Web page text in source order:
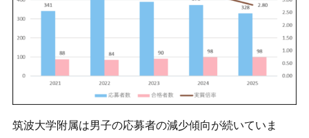
筑波大学附属は男子の応募者の減少傾向が続いていま